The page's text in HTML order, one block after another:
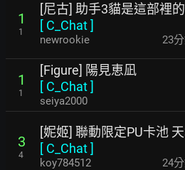
1
1
[尼古] 助手3貓是這部裡
[ C_Chat]
newrookie 23
1
1
[Figure] 陽見恵凪
[ C_Chat]
seiya2000
3
4
[妮姬] 聯動限定PU卡池
[ C_Chat]
koy784512 24